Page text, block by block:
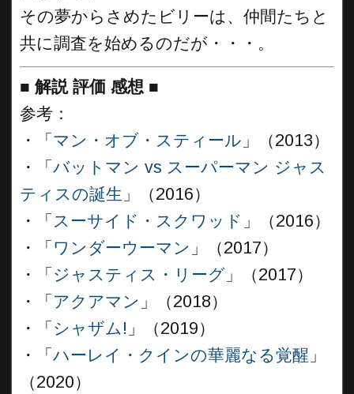
その夢からさめたビリーは、仲間たちと
共に調査を始めるのだが・・・。
■ 解説 評価 感想 ■
参考：
・「 マン・オブ・スティール 」（2013）
・「 バットマン vs スーパーマン ジャス
ティスの誕生 」（2016）
・「 スーサイド・スクワッド 」（2016）
・「 ワンダーウーマン 」（2017）
・「 ジャスティス・リーグ 」（2017）
・「 アクアマン 」（2018）
・「 シャザム! 」（2019）
・「 ハーレイ・クインの華麗なる覚醒 」
（2020）